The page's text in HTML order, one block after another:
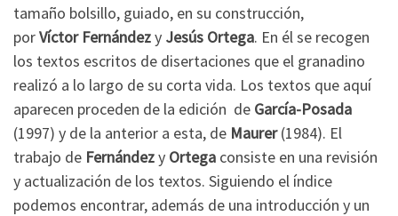
tamaño bolsillo, guiado, en su construcción,
porVíctor Fernándezy Jesús Ortega. En él se recogen
los textos escritos de disertaciones que el granadino
realizó a lo largo de su corta vida. Los textos que aquí
aparecen proceden de la edición de García-Posada
(1997) y de la anterior a esta, de Maurer(1984). El
trabajo de Fernándezy Ortega consiste en una revisión
y actualización de los textos. Siguiendo el índice
podemos encontrar, además de una introducción y un